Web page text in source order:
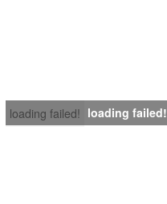
loading failed! loading failed!